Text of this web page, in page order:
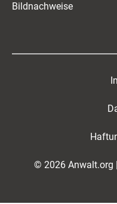
Bildnachweise
© 2026 Anwalt.org